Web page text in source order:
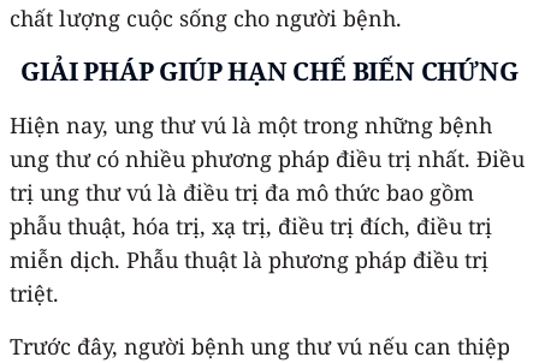
chất lượng cuộc sống cho người bệnh.
GIẢI PHÁP GIÚP HẠN CHẾ BIẾN CHỨNG
Hiện nay, ung thư vú là một trong những bệnh
ung thư có nhiều phương pháp điều trị nhất. Điều
trị ung thư vú là điều trị đa mô thức bao gồm
phẫu thuật, hóa trị, xạ trị, điều trị đích, điều trị
miễn dịch. Phẫu thuật là phương pháp điều trị
triệt.
Trước đây, người bệnh ung thư vú nếu can thiệp